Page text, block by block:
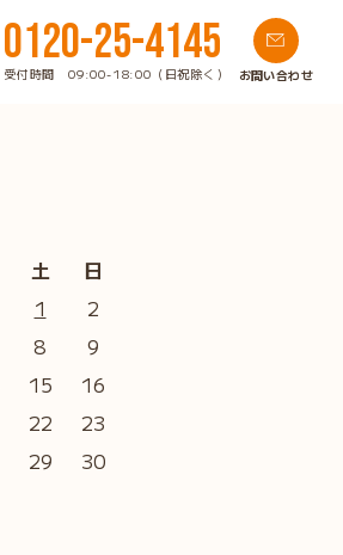
0120-25-4145
受付時間 09:00-18:00（日祝除く） お問い合わせ
土 日
1
2
8
9
15
16
22
23
29
30